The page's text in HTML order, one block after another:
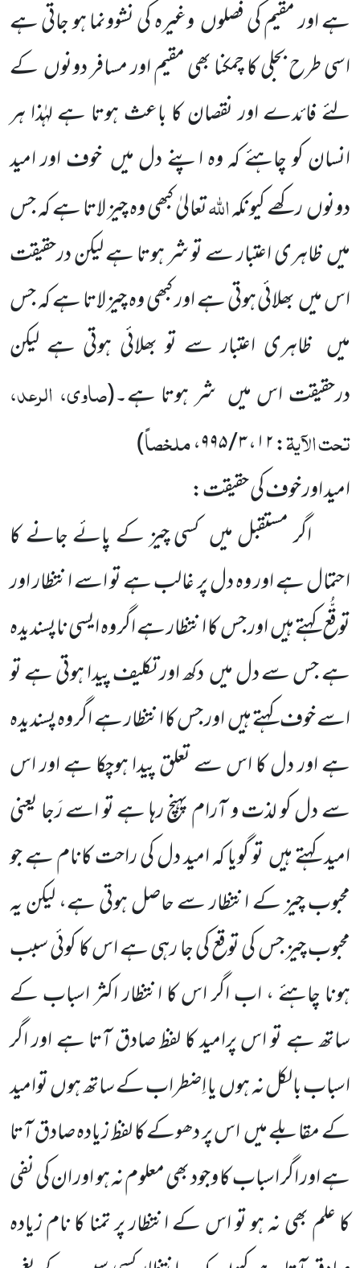
ہے اور مقیم کی فصلوں وغیرہ کی نشوونما ہو جاتی ہے
اسی طرح بجلی کا چمکنا بھی مقیم اور مسافر دونوں کے
لئے فائدے اور نقصان کا باعث ہوتا ہے لہٰذا ہر
انسان کو چاہئے کہ وہ اپنے دل میں خوف اور امید
دونوں رکھے کیونکہاللّٰہتعالیٰ کبھی وہ چیز لاتا ہے کہ جس
میں ظاہری اعتبار سے تو شر ہوتا ہے لیکن درحقیقت
اس میں بھلائی ہوتی ہے اور کبھی وہ چیز لاتا ہے کہ جس
میں ظاہری اعتبار سے تو بھلائی ہوتی ہے لیکن
درحقیقت اس میں شر ہوتا ہے۔(صاوی، الرعد،
تحت الآیۃ:۱۲،۳ / ۹۹۵ ،ملخصاً)
امید اور خوف کی حقیقت:
اگر مستقبل میں کسی چیز کے پائے جانے کا
احتمال ہے اور وہ دل پر غالب ہے تو اسے انتظار اور
توقُّع کہتے ہیں اور جس کا انتظار ہے اگر وہ ایسی ناپسندیدہ
ہے جس سے دل میں دکھ اور تکلیف پیدا ہوتی ہے تو
اسے خوف کہتے ہیں اور جس کا انتظار ہے اگر وہ پسندیدہ
ہے اور دل کا اس سے تعلق پیدا ہوچکا ہے اور اس
سے دل کو لذت و آرام پہنچ رہا ہے تو اسے رَجا یعنی
امید کہتے ہیں تو گویا کہ امید دل کی راحت کانام ہے جو
محبوب چیز کے انتظار سے حاصل ہوتی ہے، لیکن یہ
محبوب چیز جس کی توقع کی جا رہی ہے اس کا کوئی سبب
ہونا چاہئے ، اب اگر اس کا انتظار اکثر اسباب کے
ساتھ ہے تو اس پرامید کا لفظ صادق آتا ہے اور اگر
اسباب بالکل نہ ہوں یا اِضطراب کے ساتھ ہوں توامید
کے مقابلے میں اس پر دھوکے کا لفظ زیادہ صادق آتا
ہے اور اگر اسباب کا وجود بھی معلوم نہ ہو اور ان کی نفی
کا علم بھی نہ ہو تو اس کے انتظار پر تمنا کا نام زیادہ